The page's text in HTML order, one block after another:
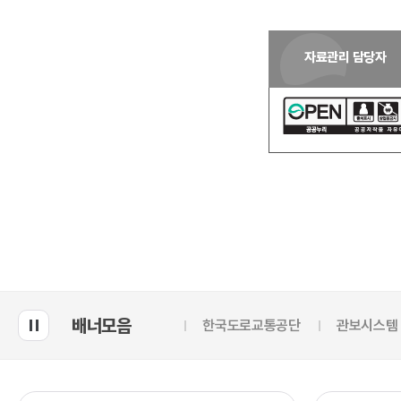
자료관리 담당자
배너모음 한국도로교통공단 관보시스템